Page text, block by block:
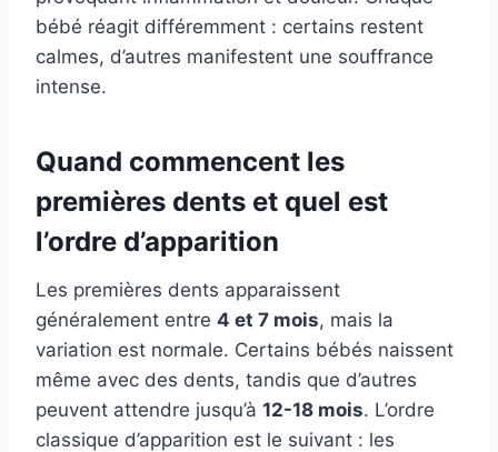
bébé réagit différemment : certains restent
calmes, d’autres manifestent une souffrance
intense.
Quand commencent les
premières dents et quel est
l’ordre d’apparition
Les premières dents apparaissent
généralement entre 4 et 7 mois, mais la
variation est normale. Certains bébés naissent
même avec des dents, tandis que d’autres
peuvent attendre jusqu’à 12-18 mois. L’ordre
classique d’apparition est le suivant : les